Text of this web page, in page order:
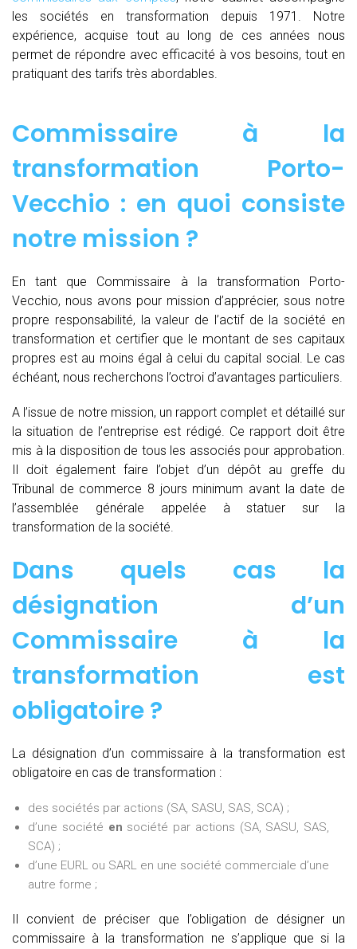
les sociétés en transformation depuis 1971. Notre
expérience, acquise tout au long de ces années nous
permet de répondre avec efficacité à vos besoins, tout en
pratiquant des tarifs très abordables.
Commissaire à la
transformation Porto-
Vecchio : en quoi consiste
notre mission ?
En tant que Commissaire à la transformation Porto-
Vecchio, nous avons pour mission d’apprécier, sous notre
propre responsabilité, la valeur de l’actif de la société en
transformation et certifier que le montant de ses capitaux
propres est au moins égal à celui du capital social. Le cas
échéant, nous recherchons l’octroi d’avantages particuliers.
A l’issue de notre mission, un rapport complet et détaillé sur
la situation de l’entreprise est rédigé. Ce rapport doit être
mis à la disposition de tous les associés pour approbation.
Il doit également faire l’objet d’un dépôt au greffe du
Tribunal de commerce 8 jours minimum avant la date de
l’assemblée générale appelée à statuer sur la
transformation de la société.
Dans quels cas la
désignation d’un
Commissaire à la
transformation est
obligatoire ?
La désignation d’un commissaire à la transformation est
obligatoire en cas de transformation :
des sociétés par actions (SA, SASU, SAS, SCA) ;
d’une société en société par actions (SA, SASU, SAS,
SCA) ;
d’une EURL ou SARL en une société commerciale d’une
autre forme ;
Il convient de préciser que l’obligation de désigner un
commissaire à la transformation ne s’applique que si la